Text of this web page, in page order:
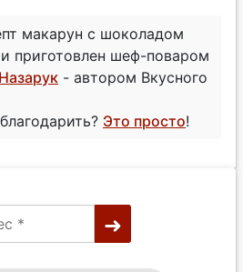
макарун с шоколадом
приготовлен шеф-поваром
- автором Вкусного
Это просто!